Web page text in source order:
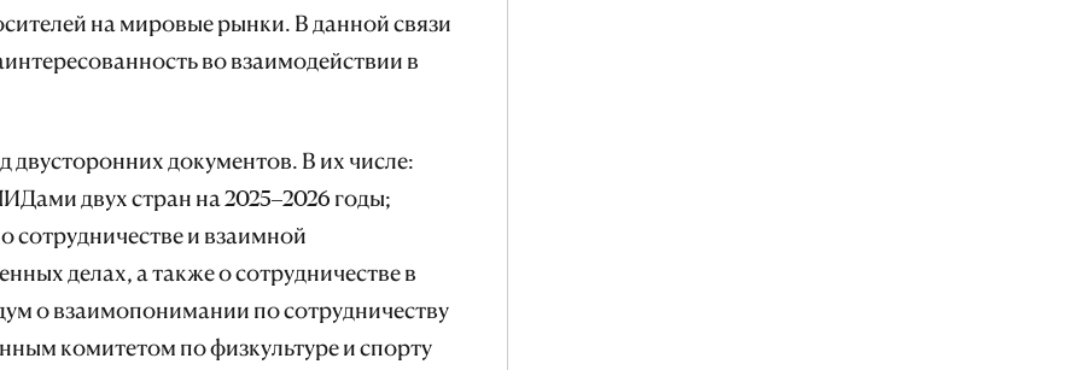
на мировые рынки. В данной связи
во взаимодействии в
документов. В их числе:
двух стран на 2025–2026 годы;
сотрудничестве и взаимной
делах, а также о сотрудничестве в
о взаимопонимании по сотрудничеству
комитетом по физкультуре и спорту